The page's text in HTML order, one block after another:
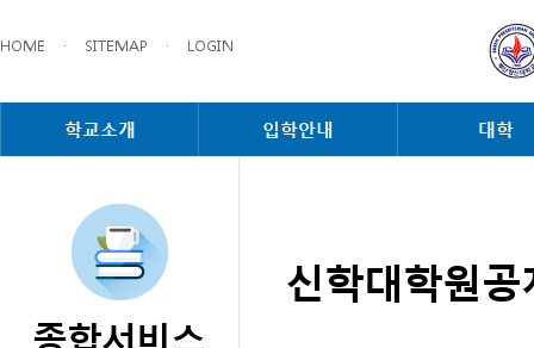
HOME · SITEMAP · LOGIN
학교소개 입학안내 대학
종합서비스
신학대학원